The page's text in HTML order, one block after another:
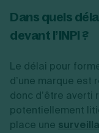
Dans quels
devant l’INPI ?
Le délai pour
d’une marque est
donc d’être averti
potentiellement
place une